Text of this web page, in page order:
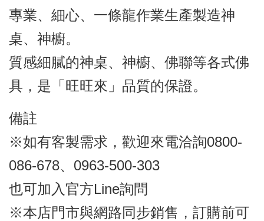
專業、細心、一條龍作業生產製造神
桌、神櫥。
質感細膩的神桌、神櫥、佛聯等各式佛
具，是「旺旺來」品質的保證。
備註
※如有客製需求，歡迎來電洽詢0800-
086-678、0963-500-303
也可加入官方Line詢問
※本店門市與網路同步銷售，訂購前可